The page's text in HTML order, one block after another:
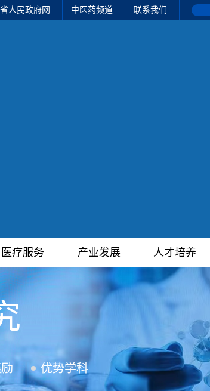
人民政府网 中医药频道 联系我们
医疗服务 产业发展 人才培养
优势学科